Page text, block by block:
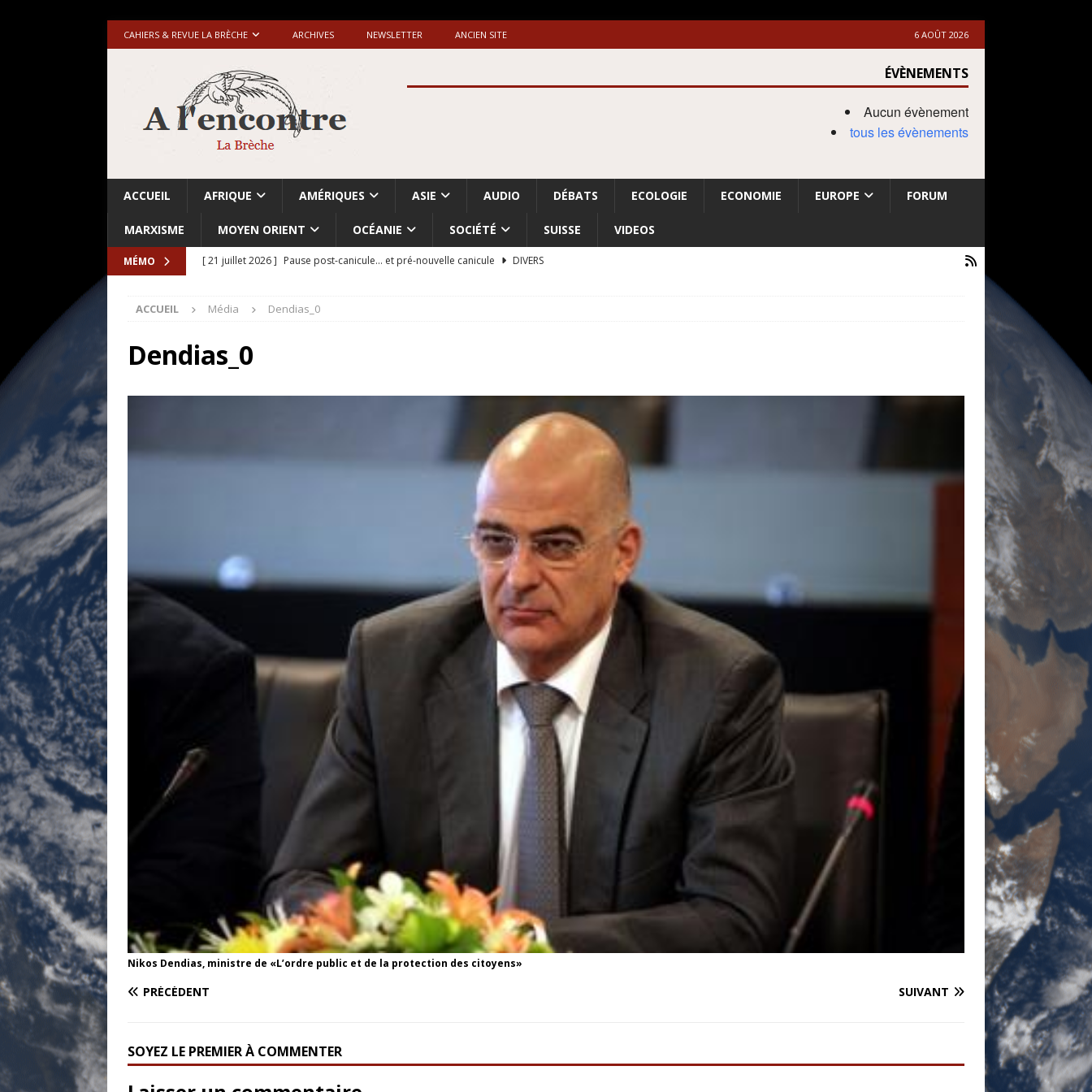
CAHIERS & REVUE LA BRÈCHE ARCHIVES NEWSLETTER ANCIEN SITE 6 AOÛT 2026
ÉVÈNEMENTS
Aucun évènement
tous les évènements
ACCUEIL AFRIQUE AMÉRIQUES ASIE AUDIO DÉBATS ECOLOGIE ECONOMIE EUROPE FORUM
MARXISME MOYEN ORIENT OCÉANIE SOCIÉTÉ SUISSE VIDEOS
MÉMO [ 21 juillet 2026 ] Pause post-canicule… et pré-nouvelle canicule
DIVERS
[ 18 juillet 2026 ] Israël-Palestine. «Accentuation du nettoyage ethnique en Cisjordanie et à Gaza
avant les élections du 27 octobre»
[ 17 juillet 2026 ]
goût… et une menace»
ETATS-UNIS
Brésil. Les vies noires comptent: l’urgence de la démilitarisation de la Police militaire
ACCUEIL Média Dendias_0
Dendias_0
Nikos Dendias, ministre de «L’ordre public et de la protection des citoyens»
PRÉCÉDENT SUIVANT
SOYEZ LE PREMIER À COMMENTER